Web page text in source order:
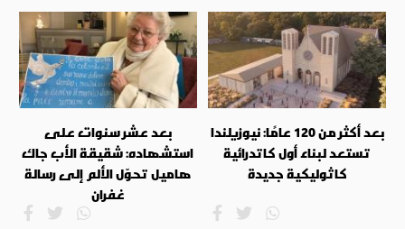
بعد أكثر من 120 عامًا: نيوزيلندا
تستعد لبناء أول كاتدرائية
كاثوليكية جديدة
بعد عشر سنوات على
استشهاده: شقيقة الأب جاك
هاميل تحوّل الألم إلى رسالة
غفران